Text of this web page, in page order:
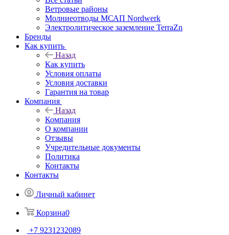
Ветровые районы
Молниеотводы МСАП Nordwerk
Электролитическое заземление TerraZn
Бренды
Как купить
Назад
Как купить
Условия оплаты
Условия доставки
Гарантия на товар
Компания
Назад
Компания
О компании
Отзывы
Учредительные документы
Политика
Контакты
Контакты
Личный кабинет
Корзина0
+7 9231232089